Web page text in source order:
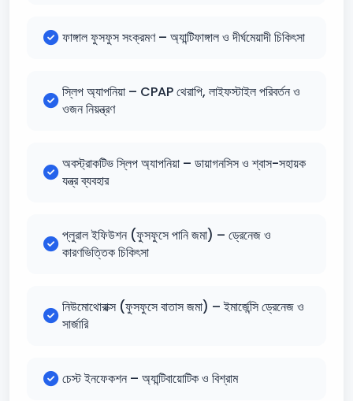
ফাঙ্গাল ফুসফুস সংক্রমণ – অ্যান্টিফাঙ্গাল ও দীর্ঘমেয়াদী চিকিৎসা
স্লিপ অ্যাপনিয়া – CPAP থেরাপি, লাইফস্টাইল পরিবর্তন ও
ওজন নিয়ন্ত্রণ
অবস্ট্রাকটিভ স্লিপ অ্যাপনিয়া – ডায়াগনসিস ও শ্বাস-সহায়ক
যন্ত্র ব্যবহার
প্লুরাল ইফিউশন (ফুসফুসে পানি জমা) – ড্রেনেজ ও
কারণভিত্তিক চিকিৎসা
নিউমোথোরাক্স (ফুসফুসে বাতাস জমা) – ইমার্জেন্সি ড্রেনেজ ও
সার্জারি
চেস্ট ইনফেকশন – অ্যান্টিবায়োটিক ও বিশ্রাম